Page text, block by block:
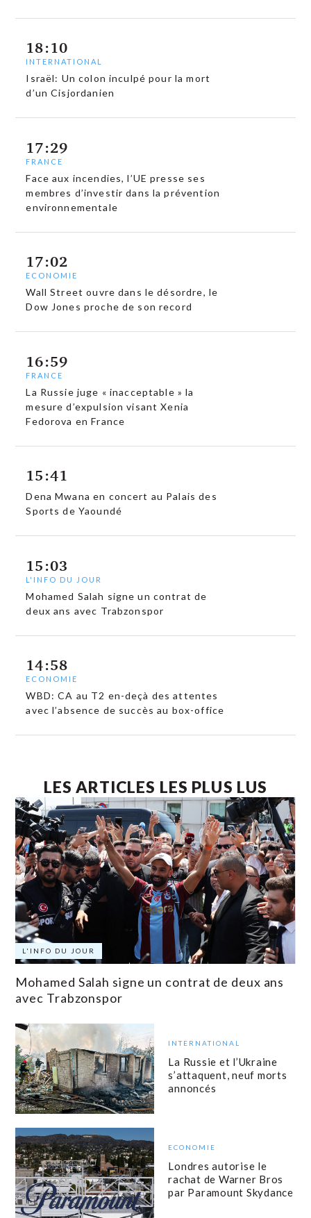
18:10
INTERNATIONAL
Israël: Un colon inculpé pour la mort
d’un Cisjordanien
17:29
FRANCE
Face aux incendies, l’UE presse ses
membres d’investir dans la prévention
environnementale
17:02
ECONOMIE
Wall Street ouvre dans le désordre, le
Dow Jones proche de son record
16:59
FRANCE
La Russie juge « inacceptable » la
mesure d’expulsion visant Xenia
Fedorova en France
15:41
Dena Mwana en concert au Palais des
Sports de Yaoundé
15:03
L'INFO DU JOUR
Mohamed Salah signe un contrat de
deux ans avec Trabzonspor
14:58
ECONOMIE
WBD: CA au T2 en-deçà des attentes
avec l’absence de succès au box-office
LES ARTICLES LES PLUS LUS
L'INFO DU JOUR
Mohamed Salah signe un contrat de deux ans
avec Trabzonspor
INTERNATIONAL
La Russie et l’Ukraine
s’attaquent, neuf morts
annoncés
ECONOMIE
Londres autorise le
rachat de Warner Bros
par Paramount Skydance